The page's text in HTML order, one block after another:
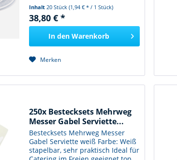
hochwertigem Kunststoff, sind
diese Teller langlebig und
können immer wieder
verwendet...
Inhalt 20 Stück(1,94 € * / 1 Stück)
38,80 € *
In den Warenkorb
Merken
250x Bestecksets Mehrweg
Messer Gabel Serviette...
Bestecksets Mehrweg Messer
Gabel Serviette weiß Farbe: Weiß
stapelbar, sehr praktisch Ideal für